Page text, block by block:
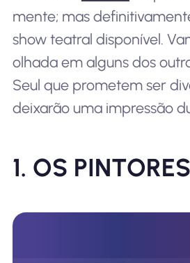
mente; mas
show teatral disponível.
olhada em alguns dos
Seul que prometem ser
deixarão uma impressão
1. OS PINTORES